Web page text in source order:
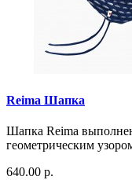
Reima Шапка
Шапка Reima
геометрическим
640.00 р.